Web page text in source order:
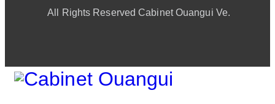
All Rights Reserved Cabinet Ouangui Ve.